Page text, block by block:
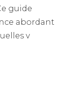
guide
abordant
v